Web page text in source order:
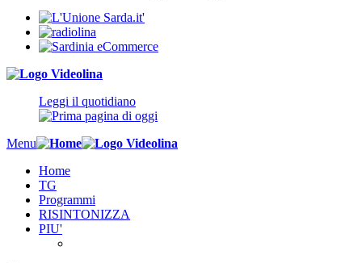
Leggi il quotidiano
Menu
Home
TG
Programmi
RISINTONIZZA
PIU'